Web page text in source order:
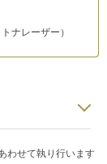
ナレーザー）
わせて執り行います